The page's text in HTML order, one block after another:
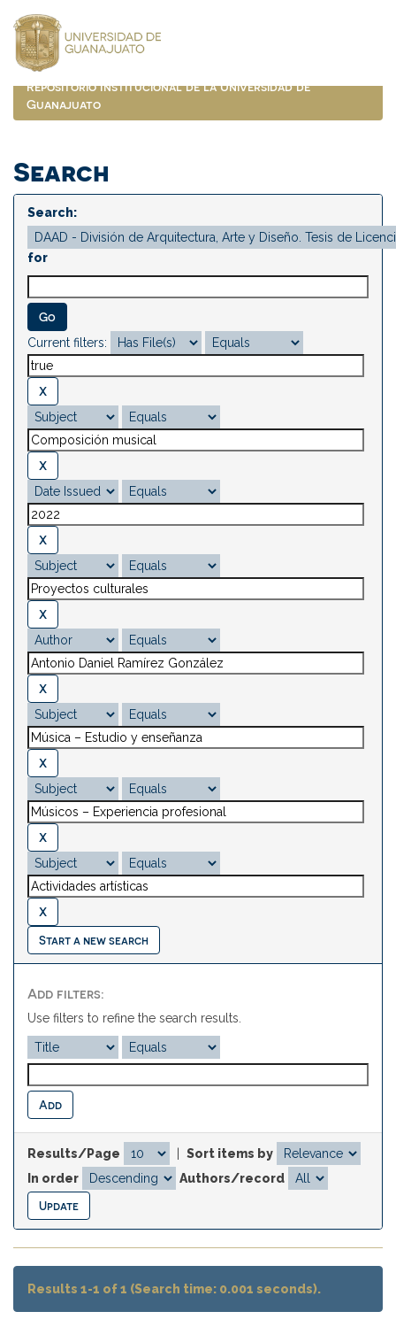
navigation
Repositorio Institucional de la Universidad de
Guanajuato
Search
Search:
for
Current filters:
Start a new search
Add filters:
Use filters to refine the search results.
Results/Page
Sort items by
In order
Authors/record
Results 1-1 of 1 (Search time: 0.001 seconds).